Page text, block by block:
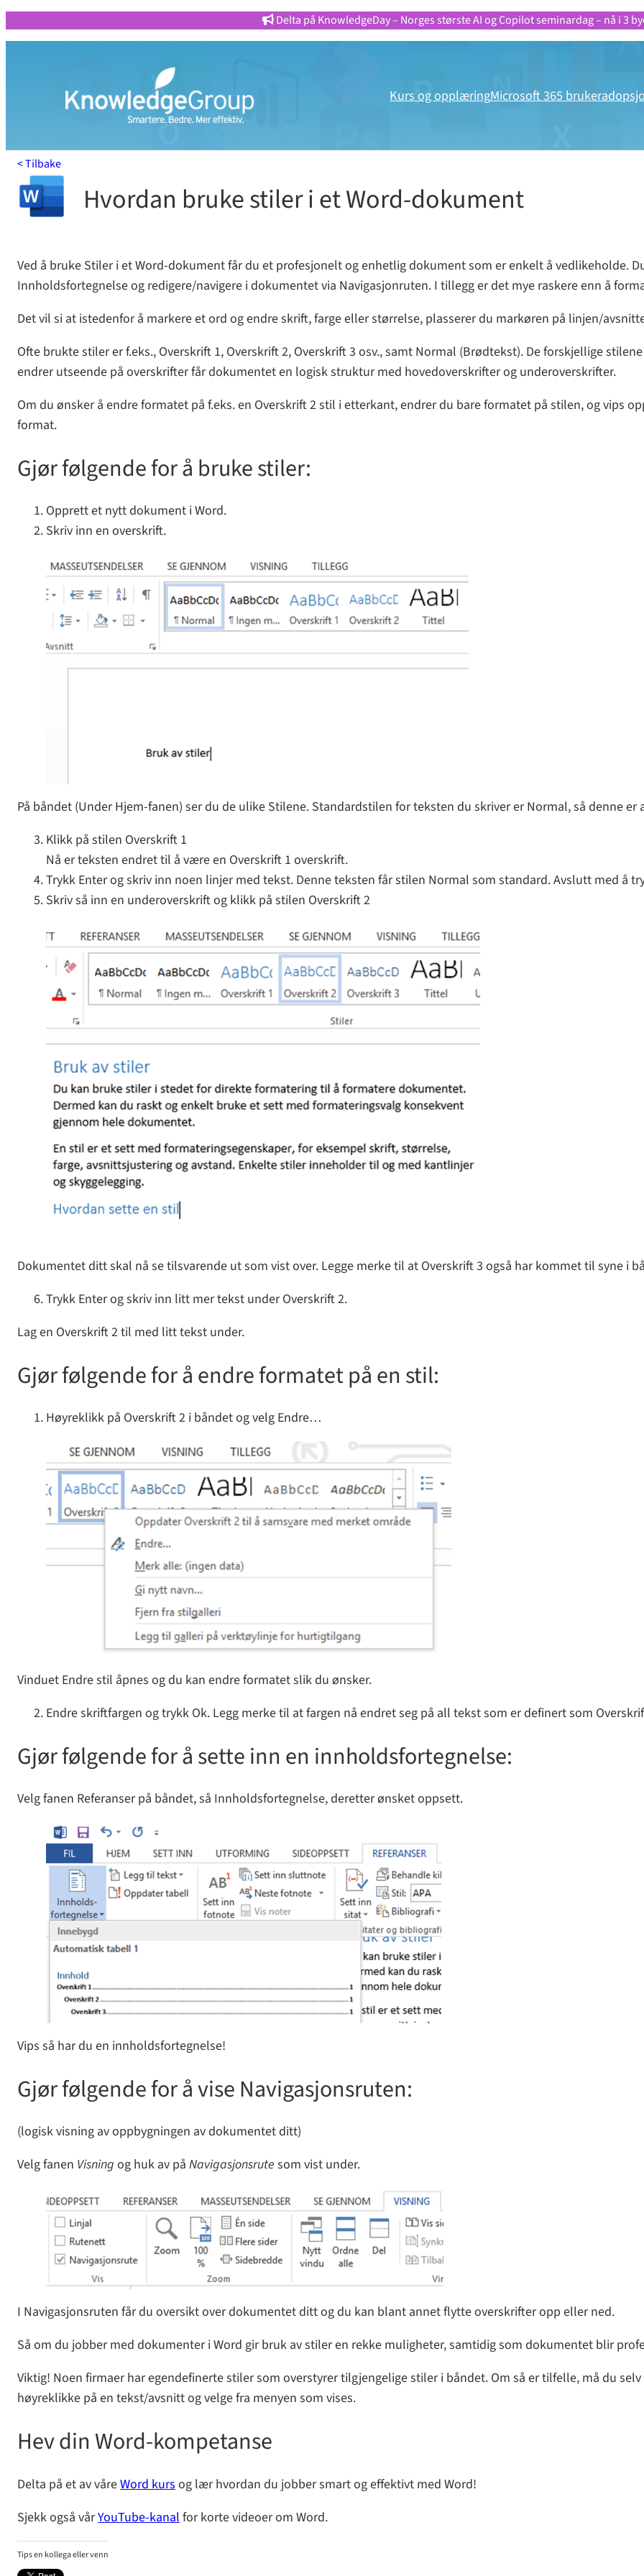
til
Delta på KnowledgeDay – Norges største AI og Copilot seminardag – nå i 3
Kurs og opplæringMicrosoft 365
< Tilbake
Hvordan bruke stiler i et Word-dokument
Ved å bruke Stiler i et Word-dokument får du et profesjonelt og enhetlig dokument som er enkelt å vedlikeholde.
Innholdsfortegnelse og redigere/navigere i dokumentet via Navigasjonruten. I tillegg er det mye raskere enn å
Det vil si at istedenfor å markere et ord og endre skrift, farge eller størrelse, plasserer du markøren på linjen/
Ofte brukte stiler er f.eks., Overskrift 1, Overskrift 2, Overskrift 3 osv., samt Normal (Brødtekst). De forskjellige
endrer utseende på overskrifter får dokumentet en logisk struktur med hovedoverskrifter og underoverskrifter.
Om du ønsker å endre formatet på f.eks. en Overskrift 2 stil i etterkant, endrer du bare formatet på stilen, og vips
format.
Gjør følgende for å bruke stiler:
Opprett et nytt dokument i Word.
Skriv inn en overskrift.
På båndet (Under Hjem-fanen) ser du de ulike Stilene. Standardstilen for teksten du skriver er Normal, så denne er
Klikk på stilen Overskrift 1
Nå er teksten endret til å være en Overskrift 1 overskrift.
Trykk Enter og skriv inn noen linjer med tekst. Denne teksten får stilen Normal som standard. Avslutt med å
Skriv så inn en underoverskrift og klikk på stilen Overskrift 2
Dokumentet ditt skal nå se tilsvarende ut som vist over. Legge merke til at Overskrift 3 også har kommet til syne i
Trykk Enter og skriv inn litt mer tekst under Overskrift 2.
Lag en Overskrift 2 til med litt tekst under.
Gjør følgende for å endre formatet på en stil:
Høyreklikk på Overskrift 2 i båndet og velg Endre…
Vinduet Endre stil åpnes og du kan endre formatet slik du ønsker.
Endre skriftfargen og trykk Ok. Legg merke til at fargen nå endret seg på all tekst som er definert som
Gjør følgende for å sette inn en innholdsfortegnelse:
Velg fanen Referanser på båndet, så Innholdsfortegnelse, deretter ønsket oppsett.
Vips så har du en innholdsfortegnelse!
Gjør følgende for å vise Navigasjonsruten:
(logisk visning av oppbygningen av dokumentet ditt)
Velg fanen Visning og huk av på Navigasjonsrute som vist under.
I Navigasjonsruten får du oversikt over dokumentet ditt og du kan blant annet flytte overskrifter opp eller ned.
Så om du jobber med dokumenter i Word gir bruk av stiler en rekke muligheter, samtidig som dokumentet blir
Viktig! Noen firmaer har egendefinerte stiler som overstyrer tilgjengelige stiler i båndet. Om så er tilfelle, må du
høyreklikke på en tekst/avsnitt og velge fra menyen som vises.
Hev din Word-kompetanse
Delta på et av våreWord kurs og lær hvordan du jobber smart og effektivt med Word!
Sjekk også vårYouTube-kanal for korte videoer om Word.
Tips en kollega eller venn